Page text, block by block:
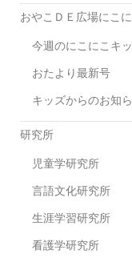
おやこＤＥ広場にこ
今週のにこにこキ
おたより最新号
キッズからのお知
研究所
児童学研究所
言語文化研究所
生涯学習研究所
看護学研究所